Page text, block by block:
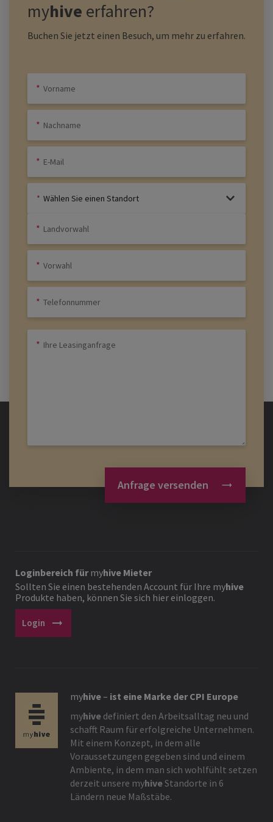
myhive erfahren?
Buchen Sie jetzt einen Besuch, um mehr zu erfahren.
Wählen Sie einen Standort
Anfrage versenden
Loginbereich fürmyhive Mieter
Sollten Sie einen bestehenden Account für Ihre myhive
Produkte haben, können Sie sich hier einloggen.
Login arrow_right_alt
myhive– ist eine Marke der CPI Europe
myhive definiert den Arbeitsalltag neu und
schafft Raum für erfolgreiche Unternehmen.
Mit einem Konzept, in dem alle
Voraussetzungen gegeben sind und einem
Ambiente, in dem man sich wohlfühlt setzen
derzeit unsere myhiveStandorte in 6
Ländern neue Maßstäbe.